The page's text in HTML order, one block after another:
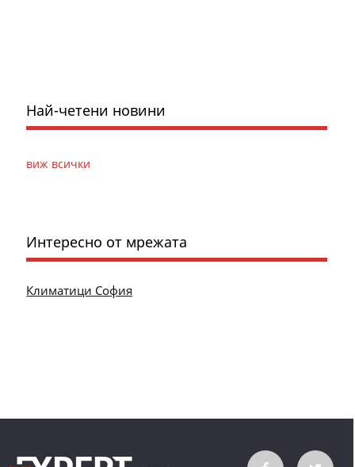
Най-четени новини
виж всички
Интересно от мрежата
Климатици София